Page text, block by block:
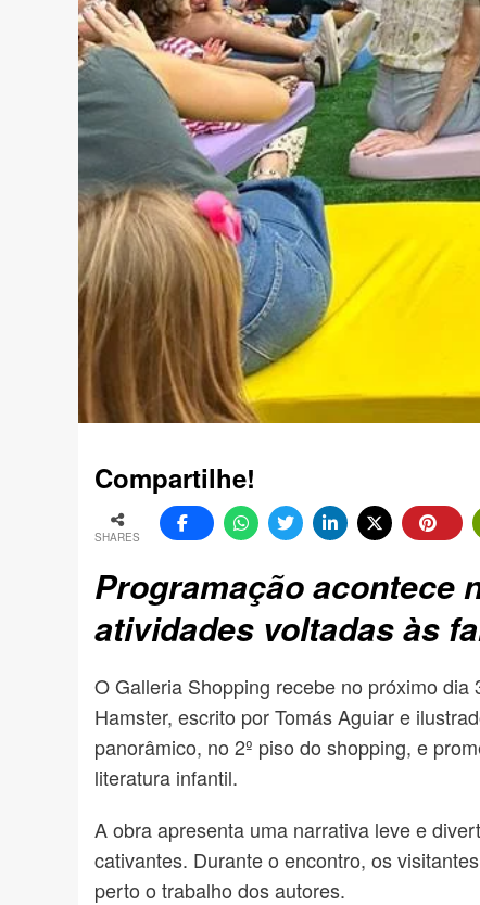
Compartilhe!
SHARES
Programação acontece
atividades voltadas às
O Galleria Shopping recebe no próximo
Hamster, escrito por Tomás Aguiar e
panorâmico, no 2º piso do shopping, e
literatura infantil.
A obra apresenta uma narrativa leve e
cativantes. Durante o encontro, os
perto o trabalho dos autores.